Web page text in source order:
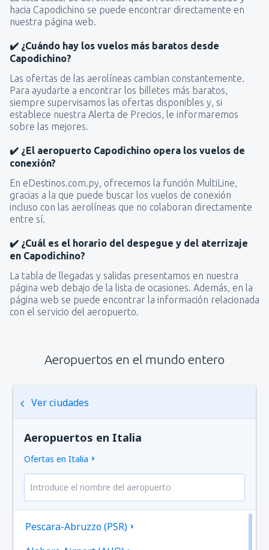
hacia Capodichino se puede encontrar directamente en
nuestra página web.
✔️ ¿Cuándo hay los vuelos más baratos desde
Capodichino?
Las ofertas de las aerolíneas cambian constantemente.
Para ayudarte a encontrar los billetes más baratos,
siempre supervisamos las ofertas disponibles y, si
establece nuestra Alerta de Precios, le informaremos
sobre las mejores.
✔️ ¿El aeropuerto Capodichino opera los vuelos de
conexión?
En eDestinos.com.py, ofrecemos la función MultiLine,
gracias a la que puede buscar los vuelos de conexión
incluso con las aerolíneas que no colaboran directamente
entre sí.
✔️ ¿Cuál es el horario del despegue y del aterrizaje
en Capodichino?
La tabla de llegadas y salidas presentamos en nuestra
página web debajo de la lista de ocasiones. Además, en la
página web se puede encontrar la información relacionada
con el servicio del aeropuerto.
Aeropuertos en el mundo entero
Ver ciudades
Aeropuertos en Italia
Ofertas en Italia
Pescara-Abruzzo (PSR)